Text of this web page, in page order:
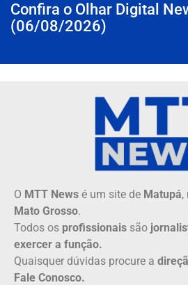
Confira o Olhar Digital
(06/08/2026)
O MTT News é um site de Matupá,
Mato Grosso.
Todos os profissionais são
exercer a função.
Quaisquer dúvidas procure a
Fale Conosco.